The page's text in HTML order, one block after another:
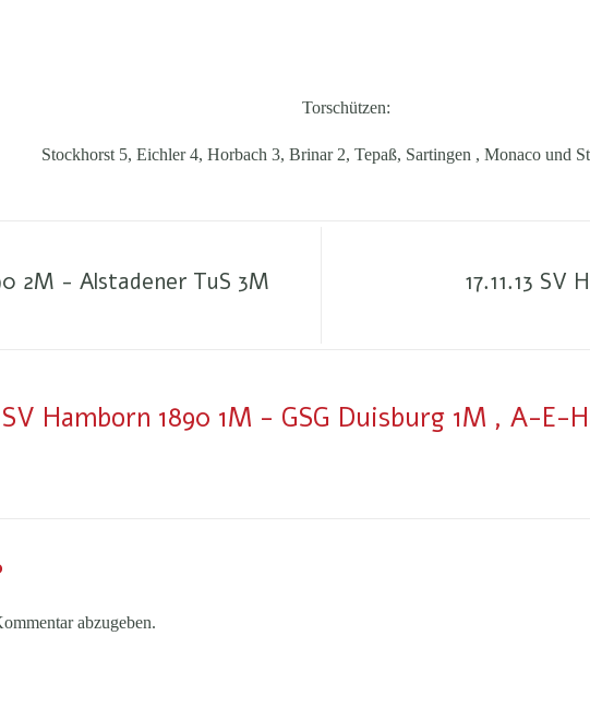
Torschützen:
Stockhorst 5, Eichler 4, Horbach 3, Brinar 2, Tepaß, Sartingen , Monaco und
2M - Alstadener TuS 3M
17.11.13 SV
SV Hamborn 1890 1M - GSG Duisburg 1M , A-E-
abzugeben.